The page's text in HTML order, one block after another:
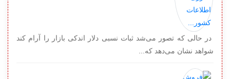
در حالی که تصور می‌شد ثبات نسبی دلار اندکی بازار را آرام کند
شواهد نشان می‌دهد که...